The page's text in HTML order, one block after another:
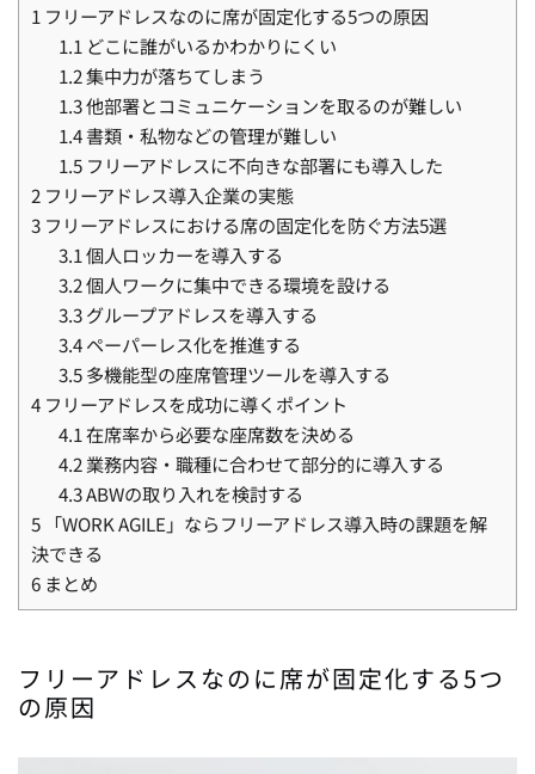
1 フリーアドレスなのに席が固定化する5つの原因
1.1 どこに誰がいるかわかりにくい
1.2集中力が落ちてしまう
1.3他部署とコミュニケーションを取るのが難しい
1.4書類・私物などの管理が難しい
1.5フリーアドレスに不向きな部署にも導入した
2 フリーアドレス導入企業の実態
3 フリーアドレスにおける席の固定化を防ぐ方法5選
3.1個人ロッカーを導入する
3.2個人ワークに集中できる環境を設ける
3.3グループアドレスを導入する
3.4ペーパーレス化を推進する
3.5多機能型の座席管理ツールを導入する
4 フリーアドレスを成功に導くポイント
4.1在席率から必要な座席数を決める
4.2業務内容・職種に合わせて部分的に導入する
4.3ABWの取り入れを検討する
5 「WORK AGILE」ならフリーアドレス導入時の課題を解
決できる
6 まとめ
フリーアドレスなのに席が固定化する5つ
の原因